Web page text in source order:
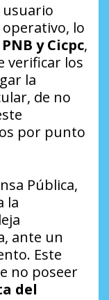
usuario
lo
PNB y Cicpc,
verificar los
la
de no
por punto
Pública,
la
ante un
Este
no poseer
del